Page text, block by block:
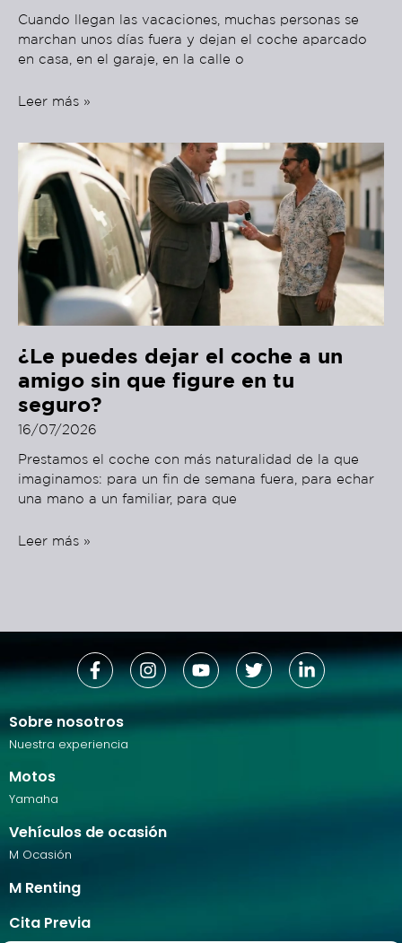
Cuando llegan las vacaciones, muchas personas se
marchan unos días fuera y dejan el coche aparcado
en casa, en el garaje, en la calle o
Leer más »
¿Le puedes dejar el coche a un
amigo sin que figure en tu
seguro?
16/07/2026
Prestamos el coche con más naturalidad de la que
imaginamos: para un fin de semana fuera, para echar
una mano a un familiar, para que
Leer más »
Sobre nosotros
Nuestra experiencia
Motos
Yamaha
Vehículos de ocasión
M Ocasión
M Renting
Cita Previa